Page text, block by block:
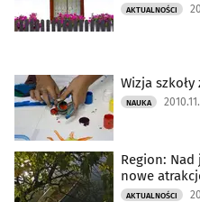
AKTUALNOŚCI
Wizja
NAUKA
Region:
nowe
AKTUALNOŚCI